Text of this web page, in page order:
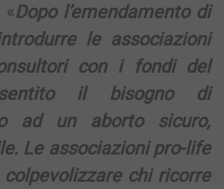
Dopo l’emendamento di
le associazioni
con i fondi del
sentito il bisogno di
ad un aborto sicuro,
Le associazioni pro-life
chi ricorre